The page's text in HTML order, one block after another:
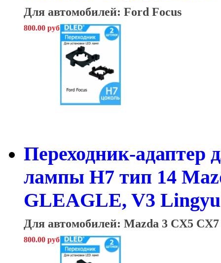
Для автомобилей: Ford Focus
800.00 руб
Переходник-адаптер
лампы H7 тип 14
GLEAGLE, V3
Для автомобилей: Mazda 3 CX5
800.00 руб